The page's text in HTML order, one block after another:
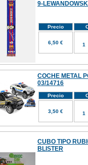
9-
Precio
6,50 €
COCHE METAL
03/14716
Precio
3,50 €
CUBO TIPO
BLISTER